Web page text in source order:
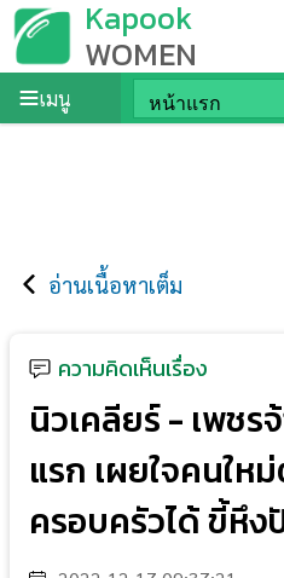
Kapook
WOMEN
เมนู
อ่านเนื้อหาเต็ม
ความคิดเห็นเรื่อง
นิวเคลียร์ - เพชร
แรก เผยใจคนให
ครอบครัวได้ ขี้หึ